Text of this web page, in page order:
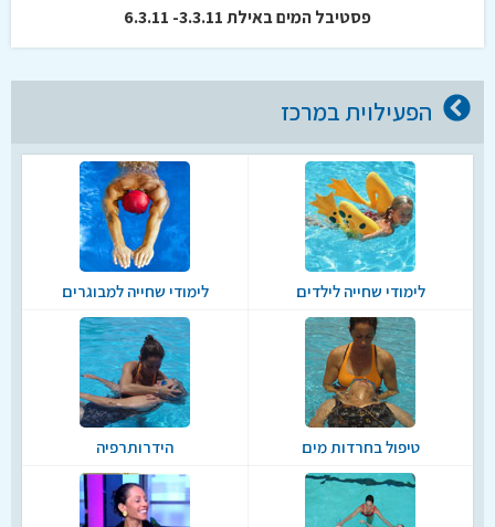
פסטיבל המים באילת 3.3.11- 6.3.11
הפעילוית במרכז
לימודי שחייה לילדים לימודי שחייה למבוגרים
טיפול בחרדות מים הידרותרפיה